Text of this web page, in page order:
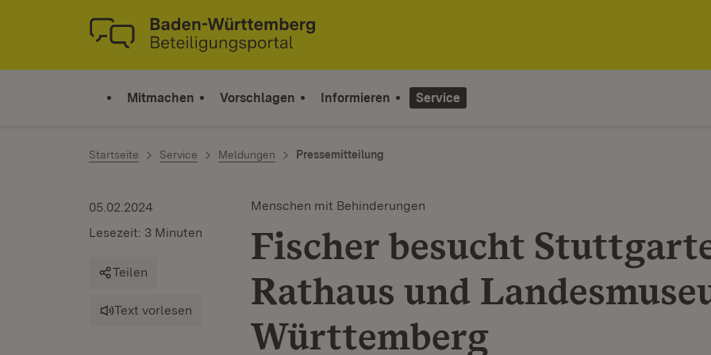
Zum Inhalt springen
Link zur Startseite
Mitmachen Vorschlagen Informieren Service
Startseite Service Meldungen Pressemitteilung
Menschen mit Behinderungen
Fischer besucht
Rathaus und
Württemberg
05.02.2024
Lesezeit: 3 Minuten
Teilen
Text vorlesen